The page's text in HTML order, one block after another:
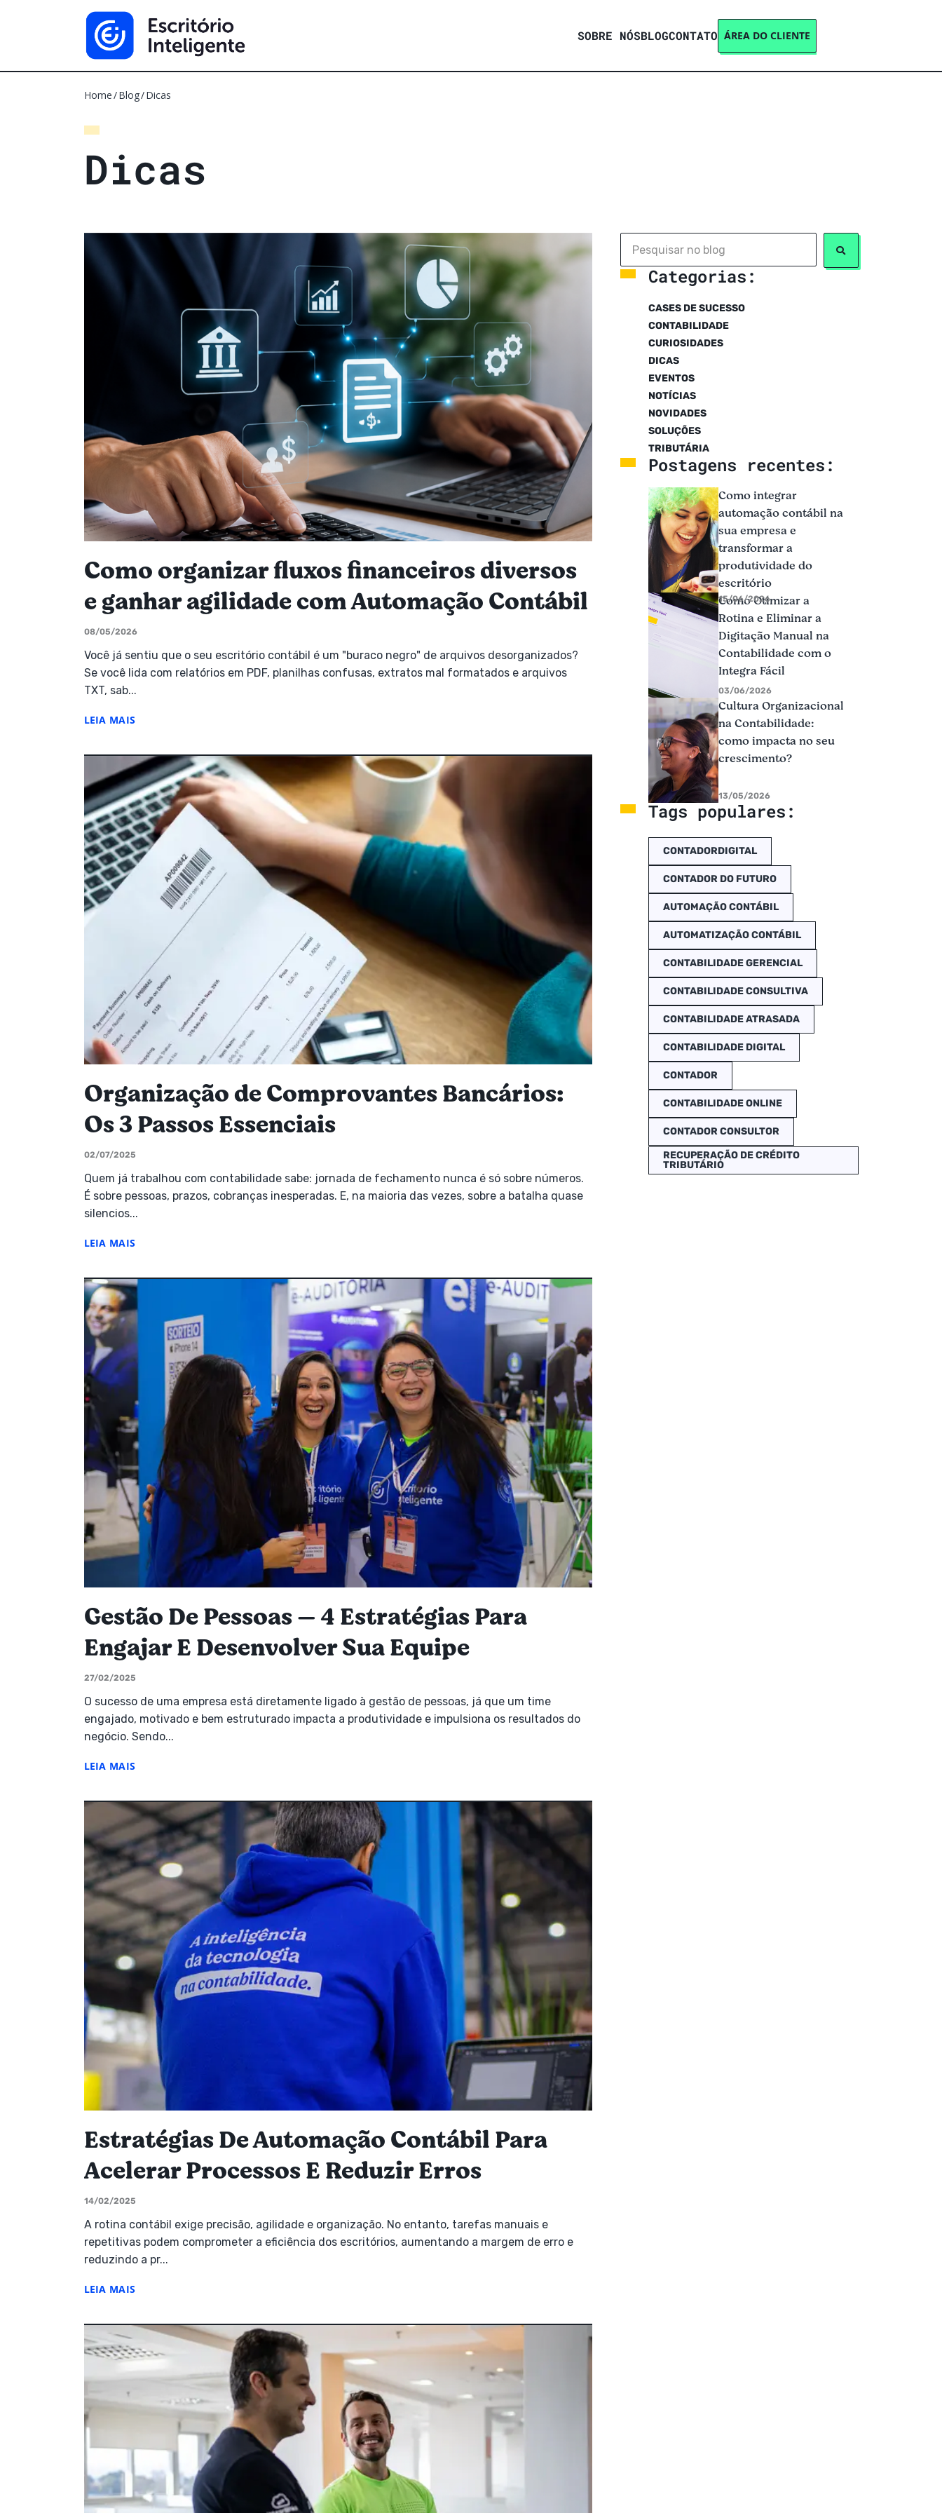
SOBRE NÓSBLOGCONTATO ÁREA DO CLIENTE
Home Blog Dicas
Dicas
Como organizar fluxos financeiros diversos
e ganhar agilidade com Automação Contábil
08/05/2026
Você já sentiu que o seu escritório contábil é um "buraco negro" de arquivos desorganizados?
Se você lida com relatórios em PDF, planilhas confusas, extratos mal formatados e arquivos
TXT, sab...
LEIA MAIS
Organização de Comprovantes Bancários:
Os 3 Passos Essenciais
02/07/2025
Quem já trabalhou com contabilidade sabe: jornada de fechamento nunca é só sobre números.
É sobre pessoas, prazos, cobranças inesperadas. E, na maioria das vezes, sobre a batalha quase
silencios...
LEIA MAIS
Gestão De Pessoas — 4 Estratégias Para
Engajar E Desenvolver Sua Equipe
27/02/2025
O sucesso de uma empresa está diretamente ligado à gestão de pessoas, já que um time
engajado, motivado e bem estruturado impacta a produtividade e impulsiona os resultados do
negócio. Sendo...
LEIA MAIS
Estratégias De Automação Contábil Para
Acelerar Processos E Reduzir Erros
14/02/2025
A rotina contábil exige precisão, agilidade e organização. No entanto, tarefas manuais e
repetitivas podem comprometer a eficiência dos escritórios, aumentando a margem de erro e
reduzindo a pr...
LEIA MAIS
Categorias:
CASES DE SUCESSO
CONTABILIDADE
CURIOSIDADES
DICAS
EVENTOS
NOTÍCIAS
NOVIDADES
SOLUÇÕES
TRIBUTÁRIA
Postagens recentes:
Como integrar
automação contábil na
sua empresa e
transformar a
produtividade do
escritório
15/06/2026
Como Otimizar a
Rotina e Eliminar a
Digitação Manual na
Contabilidade com o
Integra Fácil
03/06/2026
Cultura Organizacional
na Contabilidade:
como impacta no seu
crescimento?
13/05/2026
Tags populares:
CONTADORDIGITAL
CONTADOR DO FUTURO
AUTOMAÇÃO CONTÁBIL
AUTOMATIZAÇÃO CONTÁBIL
CONTABILIDADE GERENCIAL
CONTABILIDADE CONSULTIVA
CONTABILIDADE ATRASADA
CONTABILIDADE DIGITAL
CONTADOR
CONTABILIDADE ONLINE
CONTADOR CONSULTOR
RECUPERAÇÃO DE CRÉDITO
TRIBUTÁRIO